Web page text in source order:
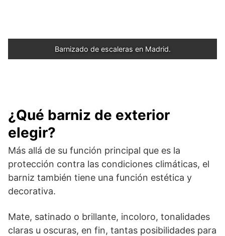
Barnizado de escaleras en Madrid.
¿Qué barniz de exterior
elegir?
Más allá de su función principal que es la
protección contra las condiciones climáticas, el
barniz también tiene una función estética y
decorativa.
Mate, satinado o brillante, incoloro, tonalidades
claras u oscuras, en fin, tantas posibilidades para